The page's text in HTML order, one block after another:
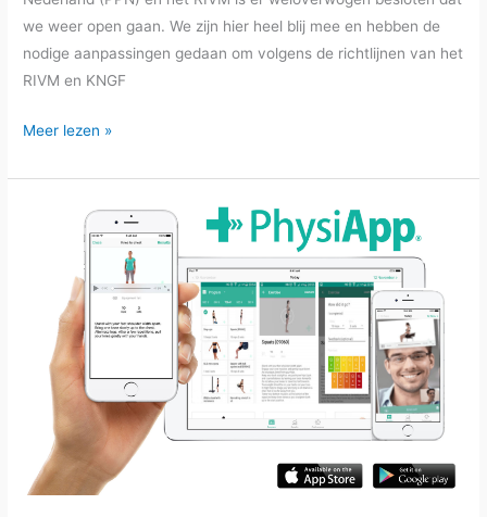
we weer open gaan. We zijn hier heel blij mee en hebben de
nodige aanpassingen gedaan om volgens de richtlijnen van het
RIVM en KNGF
We
weer
Meer lezen »